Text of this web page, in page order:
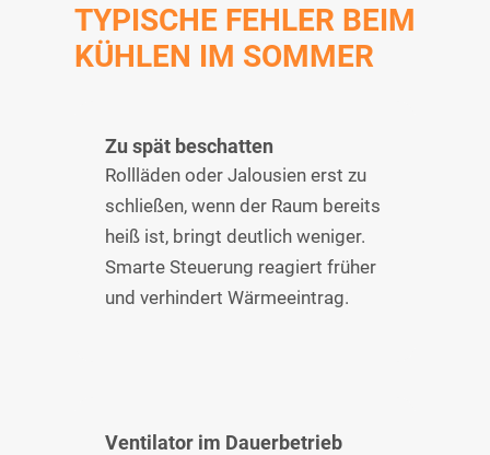
TYPISCHE FEHLER BEIM
KÜHLEN IM SOMMER
Zu spät beschatten
Rollläden oder Jalousien erst zu
schließen, wenn der Raum bereits
heiß ist, bringt deutlich weniger.
Smarte Steuerung reagiert früher
und verhindert Wärmeeintrag.
Ventilator im Dauerbetrieb